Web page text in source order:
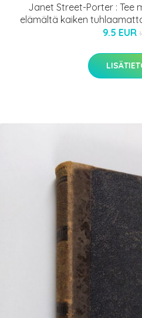
Janet Street-Porter : Tee
elämältä kaiken
9.5 EUR